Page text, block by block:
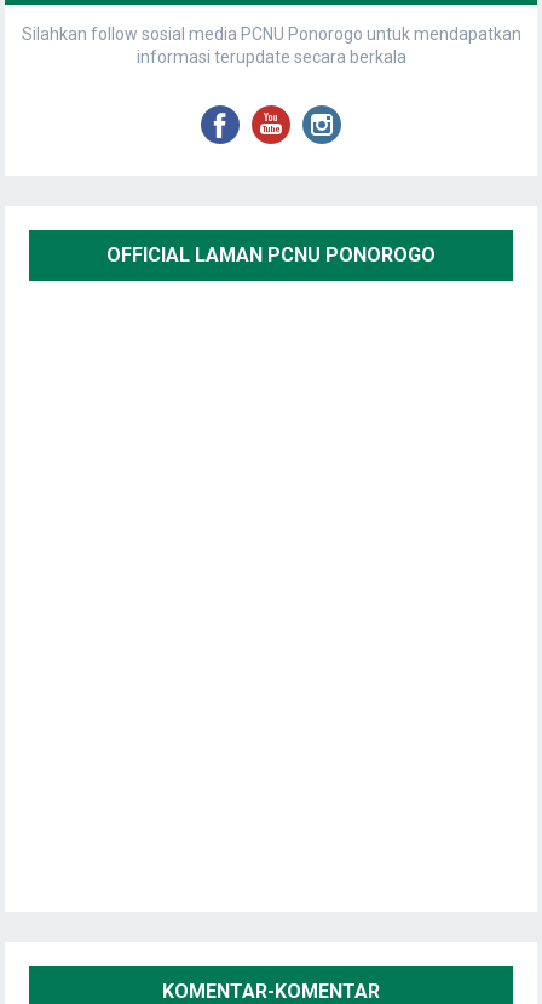
Silahkan follow sosial media PCNU Ponorogo untuk mendapatkan
informasi terupdate secara berkala
OFFICIAL LAMAN PCNU PONOROGO
KOMENTAR-KOMENTAR